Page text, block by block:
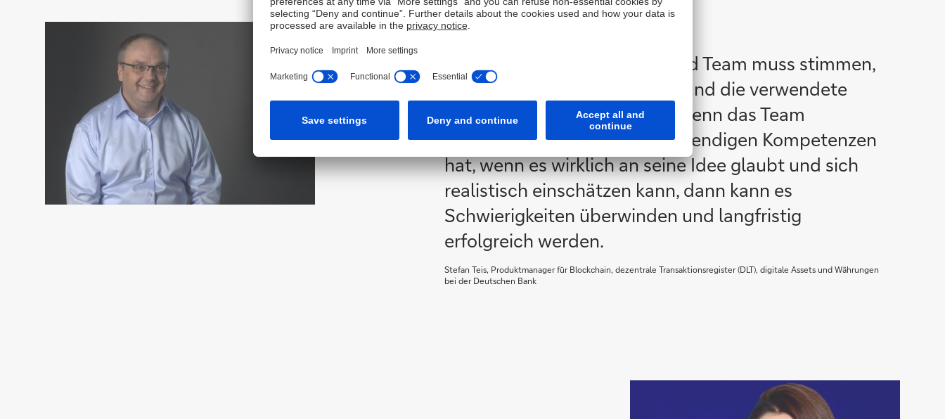
Der Mix aus Geschäftsidee und Team muss stimmen,
dann sind das Geschäftsfeld und die verwendete
Technologie sekundär. Auch wenn das Team
vielleicht noch nicht alle notwendigen Kompetenzen
hat, wenn es wirklich an seine Idee glaubt und sich
realistisch einschätzen kann, dann kann es
Schwierigkeiten überwinden und langfristig
erfolgreich werden.
Stefan Teis, Produktmanager für Blockchain, dezentrale Transaktionsregister (DLT), digitale Assets und Währungen
bei der Deutschen Bank